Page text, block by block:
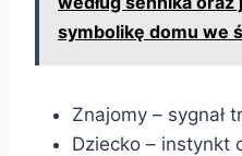
symbolikę domu we
Znajomy – sygnał
Dziecko – instynkt